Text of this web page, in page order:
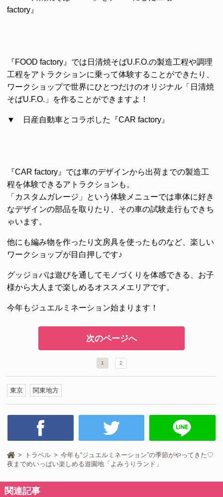
factory』
『FOOD factory』では日清焼そばU.F.O.の製造工程や調理
工程をアトラクションに乗って体験することができたり、
ワークショップで世界にひとつだけのオリジナル「日清焼
そばU.F.O.」を作ることができますよ！
▼ 日産自動車とコラボした『CAR factory』
『CAR factory』では車のデザインから出荷までの製造工
程を体験できるアトラクションも。
「カスタムガレージ」という体験メニューでは車体に好き
なデザインの部品を取りたり、その車の試験走行もできち
ゃいます。
他にも編み物を作ったり文房具を使ったものなど、楽しい
ワークショップが目白押しです♪
グッジョバは遊びを通してモノづくりを体感できる、お子
様から大人まで楽しめるオススメエリアです。
今年もジュエルミネーション始まります！
次のページへ
1 2
東京 関東地方
トラベル
今年も“ジュエルミネーション”の季節がやってきた♡
夜までめいっぱい楽しめる遊園地「よみうりランド」
関連記事